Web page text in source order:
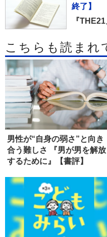
終了】
『
こちらも読まれ
男性が“自身の弱さ”と向き
合う難しさ 『男が男を解放
するために』【書評】